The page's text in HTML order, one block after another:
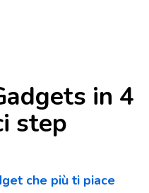
in 4
step
che più ti piace